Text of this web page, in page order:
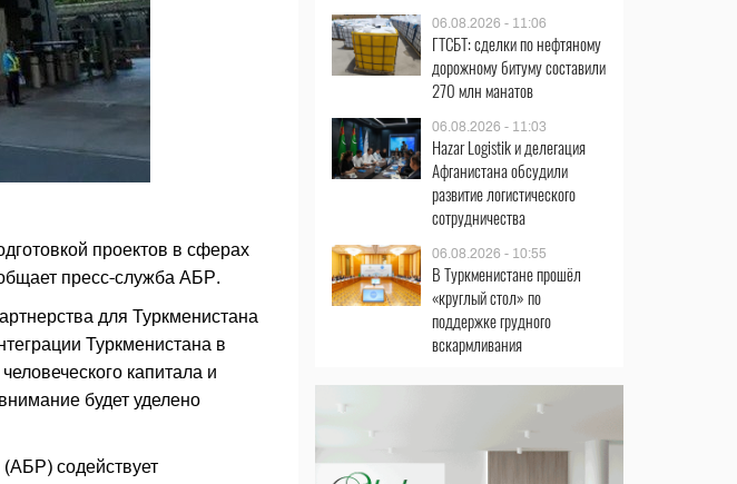
проектов в сферах
пресс-служба АБР.
для Туркменистана
Туркменистана в
капитала и
будет уделено
содействует
06.08.2026 - 11:06
ГТСБТ: сделки по нефтяному
дорожному битуму составили
270 млн манатов
06.08.2026 - 11:03
Hazar Logistik и делегация
Афганистана обсудили
развитие логистического
сотрудничества
06.08.2026 - 10:55
В Туркменистане прошёл
«круглый стол» по
поддержке грудного
вскармливания